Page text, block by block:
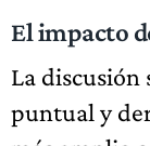
El impacto
La discusión
puntual y